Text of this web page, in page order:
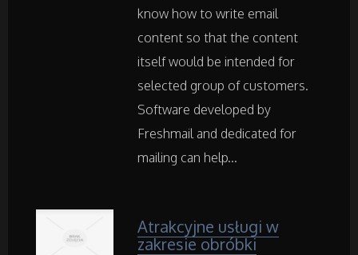
Części Samochodowe
Wynajem
Usługi Motoryzacyjne
Salony, Komisy
Materiały Promocyjne
know how to write email
content so that the content
itself would be intended for
selected group of customers.
Software developed by
Freshmail and dedicated for
mailing can help...
Atrakcyjne usługi w
zakresie obróbki